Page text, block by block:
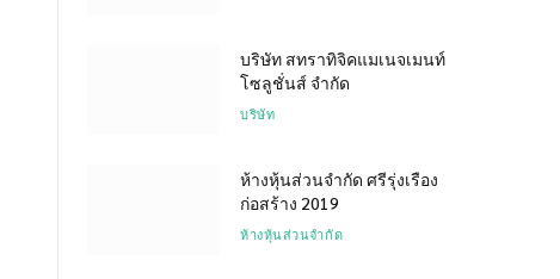
บริษัท สทราทิจิคแมเนจเมนท์
โซลูชั่นส์ จำกัด
บริษัท
ห้างหุ้นส่วนจำกัด ศรีรุ่งเรือง
ก่อสร้าง 2019
ห้างหุ้นส่วนจำกัด